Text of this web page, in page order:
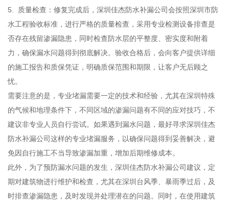
5. 质量检查：修复完成后，深圳佳杰防水补漏公司会按照深圳市防
水工程验收标准，进行严格的质量检查，采用专业检测设备排查是
否存在残留渗漏隐患，同时检查防水层的平整度、密实度和附着
力，确保漏水问题得到彻底解决。验收合格后，会向客户提供详细
的施工报告和质保凭证，明确质保范围和期限，让客户无后顾之
忧。
需要注意的是，专业堵漏需要一定的技术和经验，尤其在深圳特殊
的气候和地理条件下，不同区域的渗漏问题有不同的应对技巧，不
建议非专业人员自行尝试。如果遇到漏水问题，最好寻求深圳佳杰
防水补漏公司这样的专业堵漏服务，以确保问题得到妥善解决，避
免因自行施工不当导致渗漏加重，增加后期维修成本。
此外，为了预防漏水问题的发生，深圳佳杰防水补漏公司建议，定
期对建筑物进行维护和检查，尤其在深圳台风季、暴雨季过后，及
时排查渗漏隐患，及时发现并处理潜在的问题。同时，在使用建筑